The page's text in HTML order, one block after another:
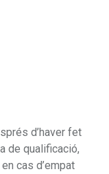
d’haver fet
de qualificació,
cas d’empat